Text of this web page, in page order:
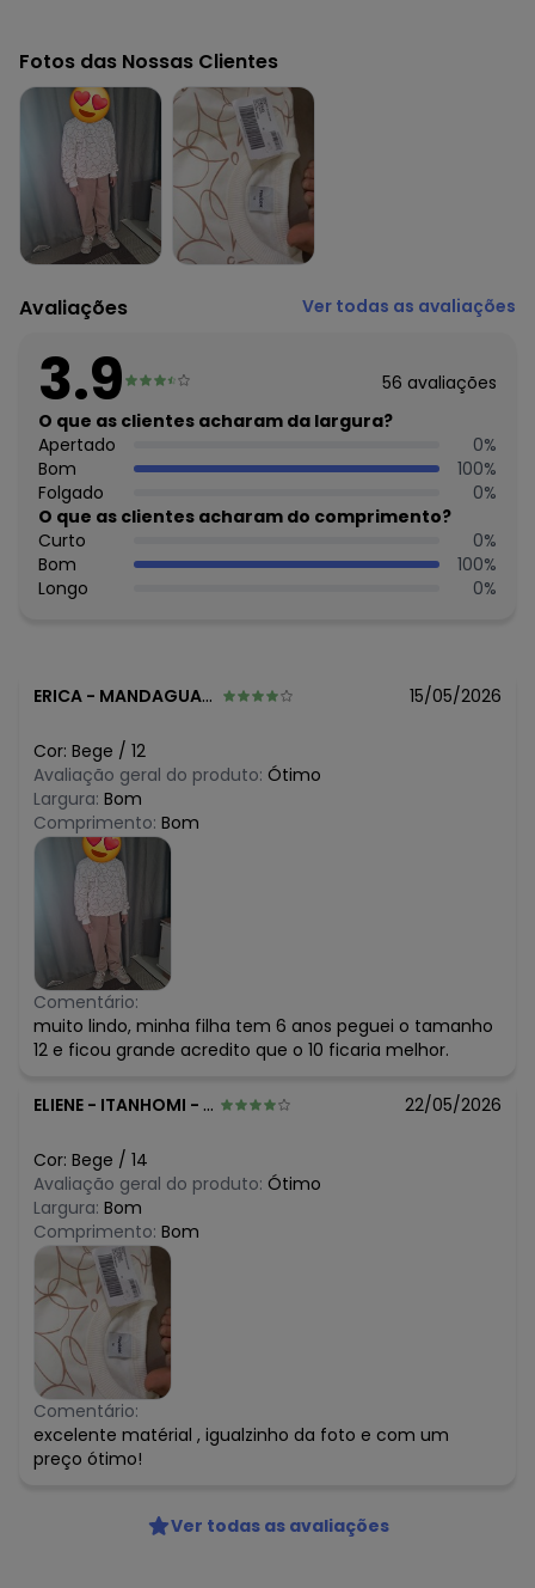
Fornecedor: ROVITEX IND E COM DE MALHAS LTDA / CNPJ
79.233.672/0010-98
Feito: Brasil
Cuidados para conservação do produto: Lavar à mão. Não
usar alvejante. Não usar secadora. Secar na sombra. Passar
temperatura mínima. Não lavar a seco.
Tecido: Moletom Classic Peluciado
Composição: Blusao 100% Algodão - Calca 100% Algodão
Histórico de preços
O preço apresentado abaixo é o menor oferecido em
algum dia do mês, para o menor tamanho disponível.
agosto/2026
julho/2026 R$ 78,74
junho/2026 R$ 53,99
maio/2026
abril/2026 R$ 62,99
março/2026 N/D*
fevereiro/2026 N/D*
Fotos das Nossas Clientes
Avaliações Ver todas as avaliações
3.9 56 avaliações
O que as clientes acharam da largura?
Apertado
0%
Bom
100%
Folgado
0%
O que as clientes acharam do comprimento?
Curto
0%
Bom
100%
Longo
0%
ERICA - MANDAGUACU - PR 15/05/2026
Cor: Bege / 12
Avaliação geral do produto: Ótimo
Largura: Bom
Comprimento: Bom
Comentário:
muito lindo, minha filha tem 6 anos peguei o tamanho
12 e ficou grande acredito que o 10 ficaria melhor.
ELIENE - ITANHOMI - MG 22/05/2026
Cor: Bege / 14
Avaliação geral do produto: Ótimo
Largura: Bom
Comprimento: Bom
Comentário:
excelente matérial , igualzinho da foto e com um
preço ótimo!
Ver todas as avaliações